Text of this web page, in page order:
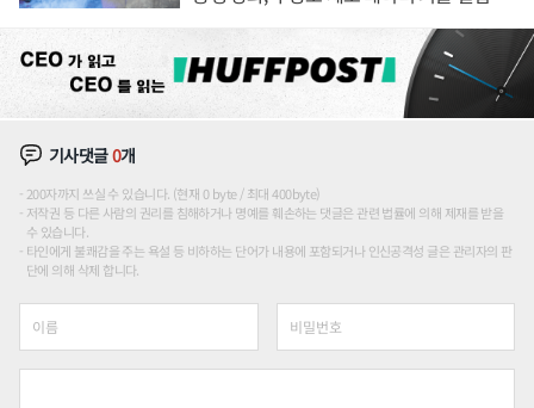
기사댓글0개
200자까지 쓰실 수 있습니다. (현재 0 byte / 최대 400byte)
저작권 등 다른 사람의 권리를 침해하거나 명예를 훼손하는 댓글은 관련 법률에 의해 제재를 받을
수 있습니다.
타인에게 불쾌감을 주는 욕설 등 비하하는 단어가 내용에 포함되거나 인신공격성 글은 관리자의 판
단에 의해 삭제 합니다.